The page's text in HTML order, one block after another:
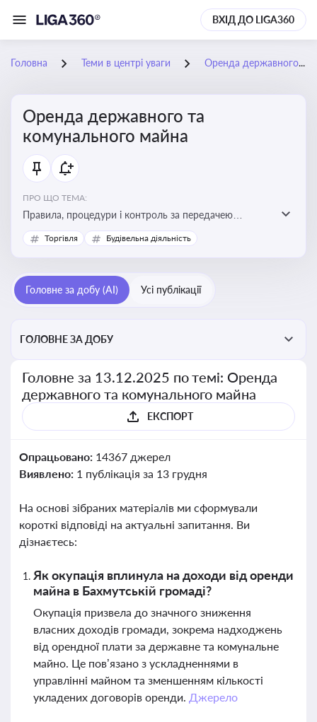
ВХІД ДО LIGA360
Головна Теми в центрі уваги Оренда державного та комунального майна
Оренда державного та
комунального майна
ПРО ЩО ТЕМА:
Правила, процедури і контроль за передачею
державного та комунального майна в оренду. Кейси
використання публічного майна
Торгівля Будівельна діяльність
Головне за добу (AI) Усі публікації
ГОЛОВНЕ ЗА ДОБУ
Головне за 13.12.2025 по темі: Оренда
державного та комунального майна
ЕКСПОРТ
Опрацьовано: 14367 джерел
Виявлено: 1 публікація за 13 грудня
На основі зібраних матеріалів ми сформували
короткі відповіді на актуальні запитання. Ви
дізнаєтесь:
Як окупація вплинула на доходи від оренди
майна в Бахмутській громаді?
Окупація призвела до значного зниження
власних доходів громади, зокрема надходжень
від орендної плати за державне та комунальне
майно. Це пов’язано з ускладненнями в
управлінні майном та зменшенням кількості
укладених договорів оренди. Джерело